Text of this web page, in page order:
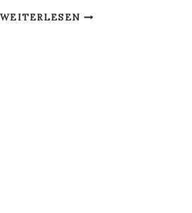
WEITERLESENDIY